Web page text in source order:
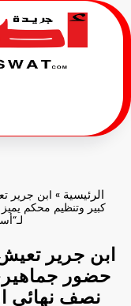
التجاوز
إلى
المحتوى
الرئيسية » ابن جرير
كبير وتنظيم محكم
ابن جرير
حضور
نصف نهائي